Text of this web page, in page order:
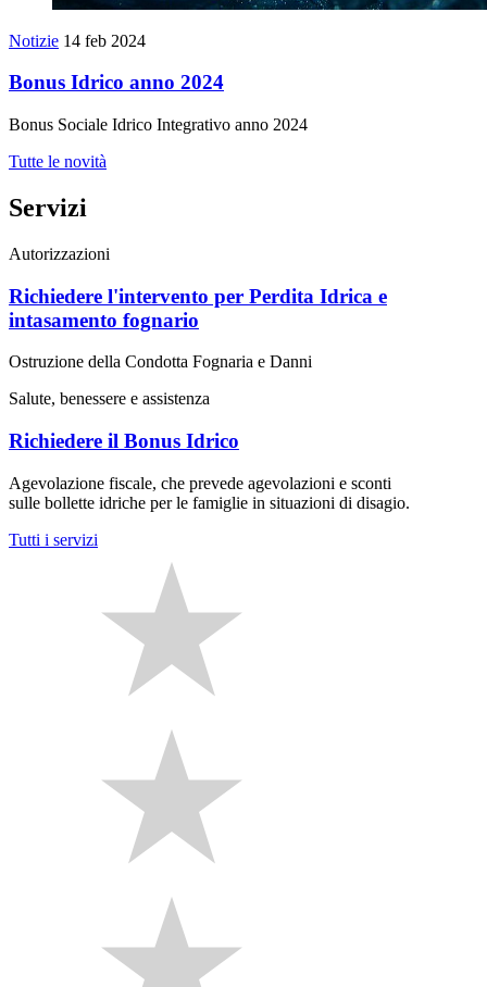
Notizie 14 feb 2024
Bonus Idrico anno 2024
Bonus Sociale Idrico Integrativo anno 2024
Tutte le novità
Servizi
Autorizzazioni
Richiedere l'intervento per Perdita Idrica e
intasamento fognario
Ostruzione della Condotta Fognaria e Danni
Salute, benessere e assistenza
Richiedere il Bonus Idrico
Agevolazione fiscale, che prevede agevolazioni e sconti
sulle bollette idriche per le famiglie in situazioni di disagio.
Tutti i servizi